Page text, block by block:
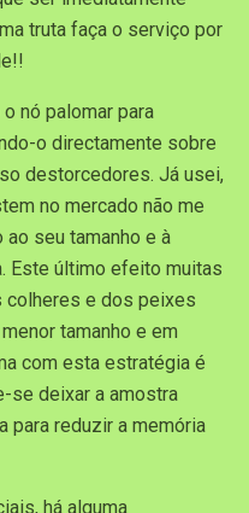
truta faça o serviço por
nó palomar para
o directamente sobre
destorcedores. Já usei,
no mercado não me
seu tamanho e à
Este último efeito muitas
colheres e dos peixes
tamanho e em
com esta estratégia é
se deixar a amostra
para reduzir a memória
há alguma